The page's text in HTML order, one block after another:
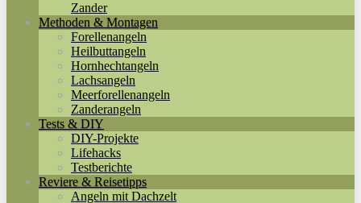
Zander
Methoden & Montagen
Forellenangeln
Heilbuttangeln
Hornhechtangeln
Lachsangeln
Meerforellenangeln
Zanderangeln
Tests & DIY
DIY-Projekte
Lifehacks
Testberichte
Reviere & Reisetipps
Angeln mit Dachzelt